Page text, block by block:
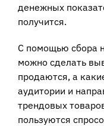
денежных
получится.
С помощью сбора
можно сделать
продаются, а
аудитории и
трендовых
пользуются